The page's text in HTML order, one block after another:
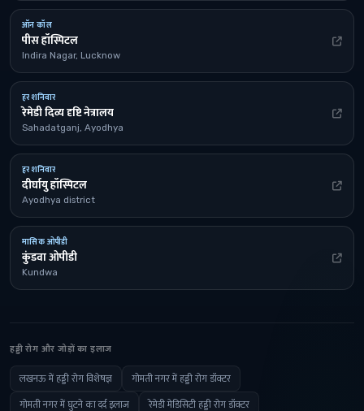
ऑन कॉल
पीस हॉस्पिटल
Indira Nagar, Lucknow
हर शनिवार
रेमेडी दिव्य दृष्टि नेत्रालय
Sahadatganj, Ayodhya
हर शनिवार
दीर्घायु हॉस्पिटल
Ayodhya district
मासिक ओपीडी
कुंडवा ओपीडी
Kundwa
हड्डी रोग और जोड़ों का इलाज
लखनऊ में हड्डी रोग विशेषज्ञ गोमती नगर में हड्डी रोग डॉक्टर
गोमती नगर में घुटने का दर्द इलाज रेमेडी मेडिसिटी हड्डी रोग डॉक्टर